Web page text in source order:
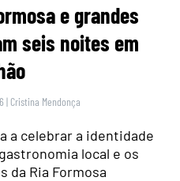
e grandes
seis noites em
| Cristina Mendonça
a celebrar a identidade
local e os
da Ria Formosa